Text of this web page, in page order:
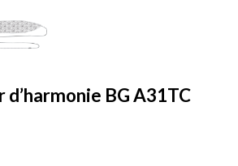
d’harmonie BG A31TC